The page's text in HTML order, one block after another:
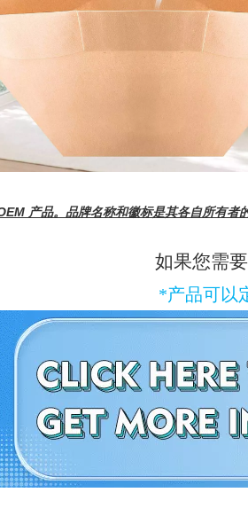
产品。品牌名称和徽标是其各自所有者
如果您需
*产品可以